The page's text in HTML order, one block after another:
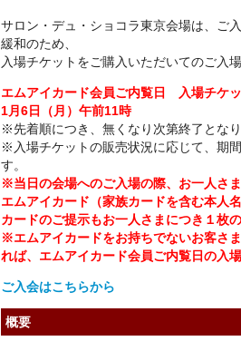
サロン・デュ・ショコラ東京会場は、ご
緩和のため、
入場チケットをご購入いただいてのご入
エムアイカード会員ご内覧日 入場チケ
1月6日（月）午前11時
※先着順につき、無くなり次第終了となり
※入場チケットの販売状況に応じて、期
す。
※当日の会場へのご入場の際、お一人さ
エムアイカード（家族カードを含む本人
カードのご提示もお一人さまにつき１枚
※エムアイカードをお持ちでないお客さ
れば、エムアイカード会員ご内覧日の入
ご入会はこちらから
概要